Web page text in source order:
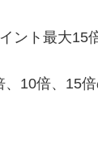
ント最大15
10倍、15